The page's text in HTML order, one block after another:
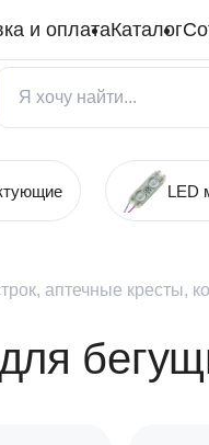
и оплатаКаталог
LED
аптечные кресты,